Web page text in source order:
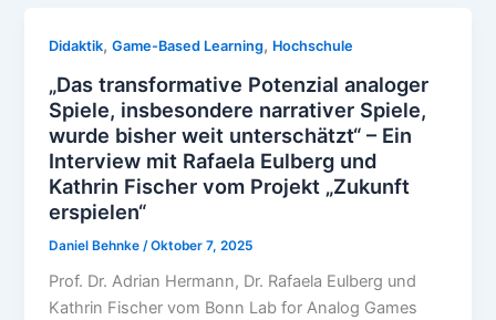
Didaktik,Game-Based Learning, Hochschule
„Das transformative Potenzial analoger
Spiele, insbesondere narrativer Spiele,
wurde bisher weit unterschätzt“ – Ein
Interview mit Rafaela Eulberg und
Kathrin Fischer vom Projekt „Zukunft
erspielen“
Daniel Behnke /Oktober 7, 2025
Prof. Dr. Adrian Hermann, Dr. Rafaela Eulberg und
Kathrin Fischer vom Bonn Lab for Analog Games